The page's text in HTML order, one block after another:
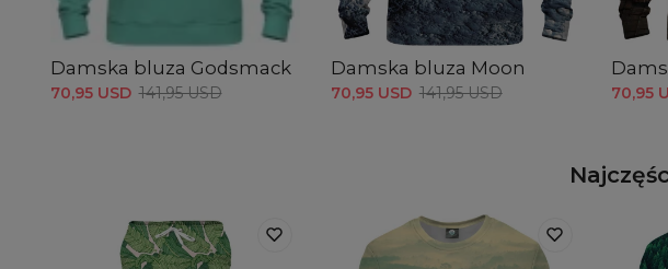
Damska bluza Godsmack
70,95 USD 141,95 USD
Damska bluza Moon
70,95 USD 141,95 USD 70,95